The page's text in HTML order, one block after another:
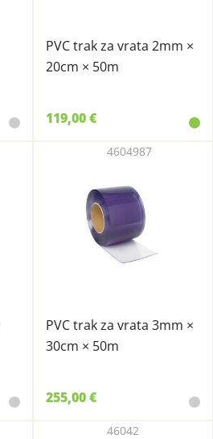
PVC trak za vrata 2mm ×
20cm × 50m
119,00 €
PVC trak za vrata 3mm ×
30cm × 50m
4604987
255,00 €
46042